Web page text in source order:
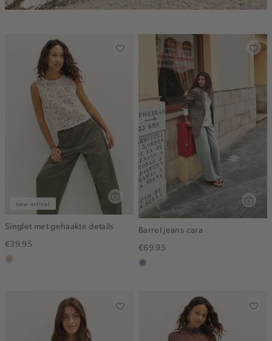
new arrival
Singlet met gehaakte details
€39.95
lichtzand
Barrel jeans cara
€69.95
dusty